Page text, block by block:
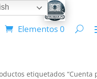
Elementos 0
etiquetados “Cuenta